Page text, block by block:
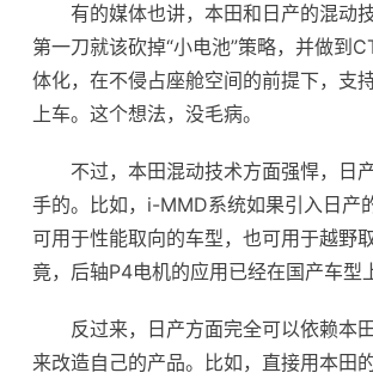
有的媒体也讲，本田和日产的混动
第一刀就该砍掉“小电池”策略，并做到
体化，在不侵占座舱空间的前提下，支
上车。这个想法，没毛病。
不过，本田混动技术方面强悍，日
手的。比如，i-MMD系统如果引入日产
可用于性能取向的车型，也可用于越野
竟，后轴P4电机的应用已经在国产车型
反过来，日产方面完全可以依赖本
来改造自己的产品。比如，直接用本田